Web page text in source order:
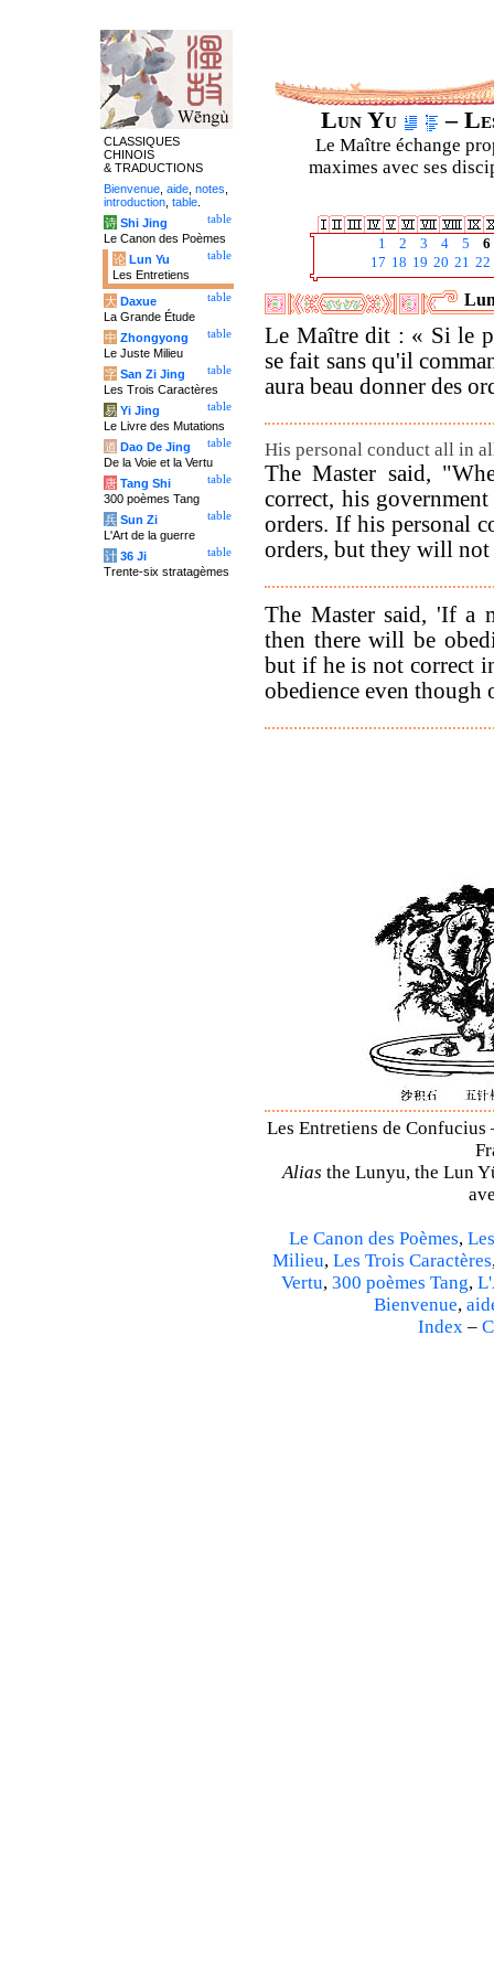
Lun Yu –
Le Maître échange
maximes avec ses
1 2 3 4 5
6
17 18 19 20 21 22
Le Maître dit : « Si le
se fait sans qu'il
aura beau donner des
His personal conduct all in
The Master said,
correct, his
orders. If his personal
orders, but they will
The Master said, 'If a
then there will be
but if he is not correct
obedience even though
Les Entretiens de
Alias the Lunyu, the Lun
Le Canon des Poèmes,
Milieu, Les Trois Caractères
Vertu, 300 poèmes Tang,
Bienvenue,
Index –
CLASSIQUES
CHINOIS
& TRADUCTIONS
Bienvenue aide notes
introduction table
table
诗 Shi Jing
Le Canon des Poèmes
table
论 Lun Yu
Les Entretiens
table
大 Daxue
La Grande Étude
table
中 Zhongyong
Le Juste Milieu
table
字 San Zi Jing
Les Trois Caractères
table
易 Yi Jing
Le Livre des Mutations
table
道 Dao De Jing
De la Voie et la Vertu
table
唐 Tang Shi
300 poèmes Tang
table
兵 Sun Zi
L'Art de la guerre
table
计 36 Ji
Trente-six stratagèmes